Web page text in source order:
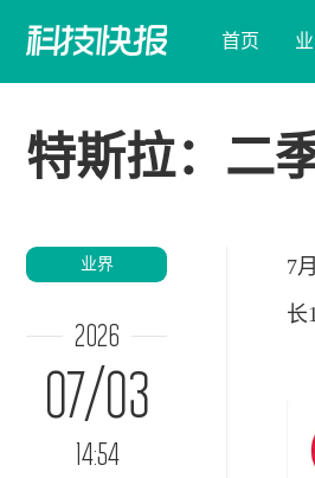
首页
特斯拉：二
业界
2026
07/03
14:54
7
长